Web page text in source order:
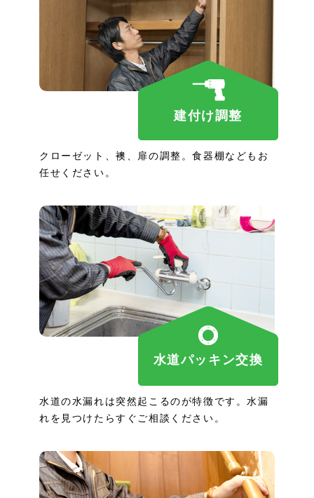
建付け調整
クローゼット、襖、扉の調整。食器棚などもお
任せください。
水道パッキン交換
水道の水漏れは突然起こるのが特徴です。水漏
れを見つけたらすぐご相談ください。